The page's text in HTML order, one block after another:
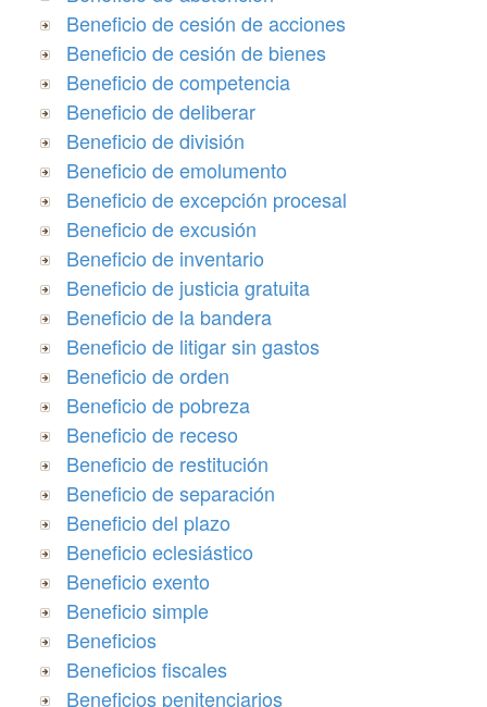
Beneficio de cesión de acciones
Beneficio de cesión de bienes
Beneficio de competencia
Beneficio de deliberar
Beneficio de división
Beneficio de emolumento
Beneficio de excepción procesal
Beneficio de excusión
Beneficio de inventario
Beneficio de justicia gratuita
Beneficio de la bandera
Beneficio de litigar sin gastos
Beneficio de orden
Beneficio de pobreza
Beneficio de receso
Beneficio de restitución
Beneficio de separación
Beneficio del plazo
Beneficio eclesiástico
Beneficio exento
Beneficio simple
Beneficios
Beneficios fiscales
Beneficios penitenciarios